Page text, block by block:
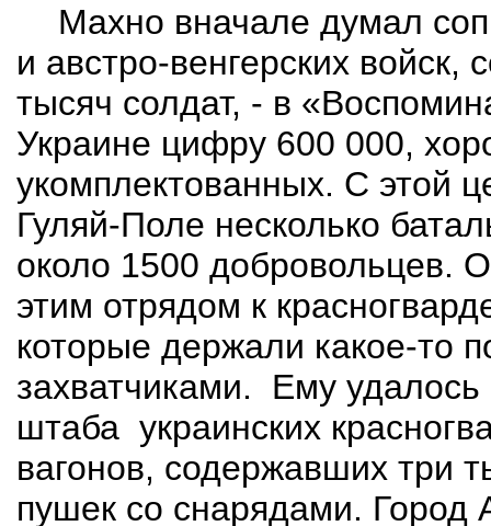
Махно вначале думал
и австро-венгерских войск,
тысяч солдат, - в
Украине цифру 600 000,
укомплектованных. С этой
Гуляй-Поле несколько
около 1500 добровольцев.
этим отрядом к
которые держали какое-то
захватчиками.
Ему удалось
штаба украинских
вагонов, содержавших три
пушек со снарядами. Город